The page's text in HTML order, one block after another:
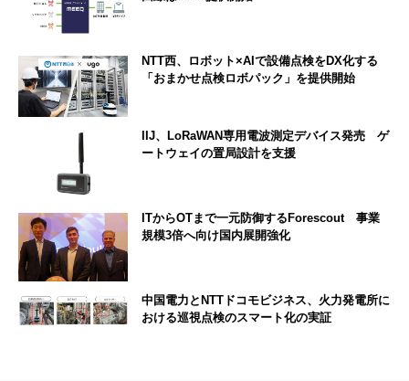
NTT西、ロボット×AIで設備点検をDX化する
「おまかせ点検ロボパック」を提供開始
IIJ、LoRaWAN専用電波測定デバイス発売 ゲ
ートウェイの置局設計を支援
ITからOTまで一元防御するForescout 事業
規模3倍へ向け国内展開強化
中国電力とNTTドコモビジネス、火力発電所に
おける巡視点検のスマート化の実証